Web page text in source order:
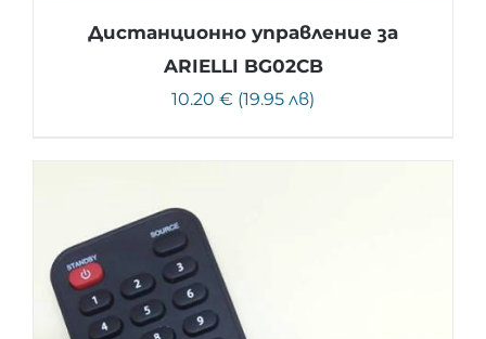
Дистанционно управление за
ARIELLI BG02CB
10.20 € (19.95 лв)